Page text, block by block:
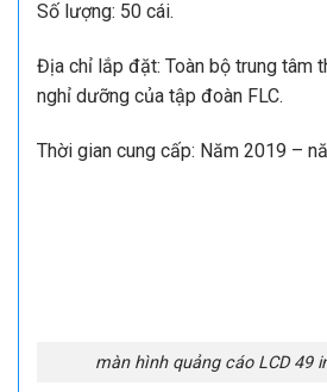
Số lượng: 50 cái.
Địa chỉ lắp đặt: Toàn bộ trung tâm
nghỉ dưỡng của tập đoàn FLC.
Thời gian cung cấp: Năm 2019 –